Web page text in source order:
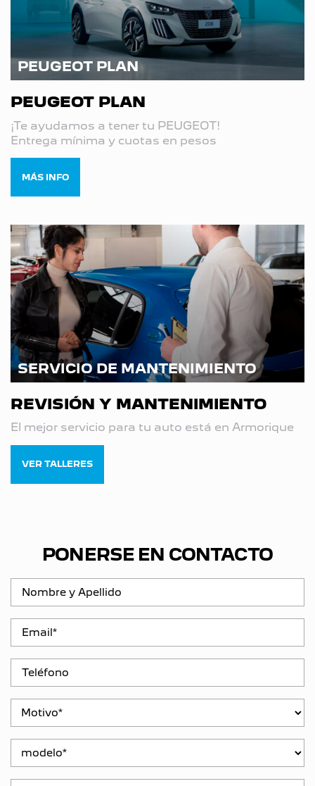
PEUGEOT PLAN
PEUGEOT PLAN
¡Te ayudamos a tener tu PEUGEOT!
Entrega mínima y cuotas en pesos
MÁS INFO
SERVICIO DE MANTENIMIENTO
REVISIÓN Y MANTENIMIENTO
El mejor servicio para tu auto está en Armorique
VER TALLERES
PONERSE EN CONTACTO